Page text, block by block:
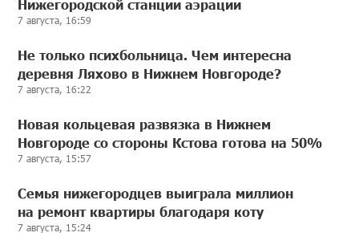
Нижегородской станции аэрации
7 августа, 16:59
Не только психбольница. Чем интересна
деревня Ляхово в Нижнем Новгороде?
7 августа, 16:22
Новая кольцевая развязка в Нижнем
Новгороде со стороны Кстова готова на 50%
7 августа, 15:57
Семья нижегородцев выиграла миллион
на ремонт квартиры благодаря коту
7 августа, 15:24